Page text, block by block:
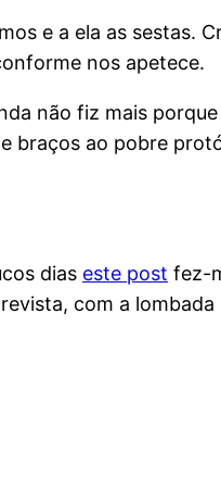
e a ela as sestas.
nos apetece.
não fiz mais
braços ao pobre
dias este post fez-
com a